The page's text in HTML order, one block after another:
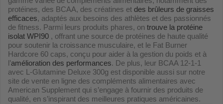
protéines, des BCAA, des créatines et des brûleurs de graisses
efficaces, adaptés aux besoins des athlètes et des passionnés
de fitness. Parmi leurs produits phares, on trouve la protéine
isolat WPI90 , offrant une source de protéines de haute qualité
pour soutenir la croissance musculaire, et le Fat Burner
Hardcore 60 caps, conçu pour aider à la gestion du poids et à
l’amélioration des performances. De plus, leur BCAA 12-1-1
avec L-Glutamine Deluxe 300g est disponible aussi sur notre
site de vente en ligne des compléments alimentaires avec
American Supplement qui s’engage à fournir des produits de
qualité, en s’inspirant des meilleures pratiques américaines.